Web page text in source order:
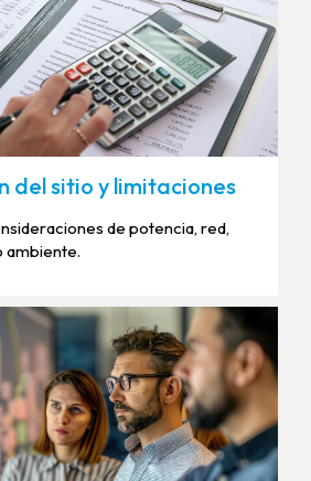
del sitio y limitaciones
de potencia, red,
ambiente.